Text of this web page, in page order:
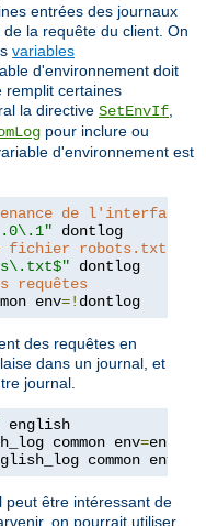
entrées des journaux
la requête du client. On
variables
d'environnement doit
remplit certaines
la directive SetEnvIf
pour inclure ou
d'environnement est
de l'interface
fichier robots.txt
requêtes
env=! dontlog
des requêtes en
dans un journal, et
journal.
english
common env=
common env
peut être intéressant de
on pourrait utiliser